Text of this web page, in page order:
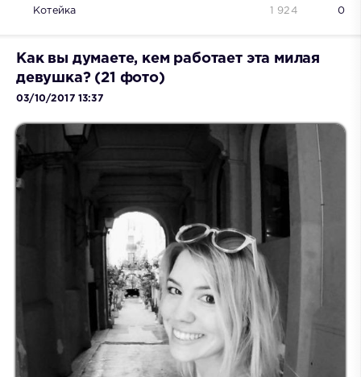
Котейка 0
1 924
Как вы думаете, кем работает эта милая
девушка? (21 фото)
03/10/2017 13:37